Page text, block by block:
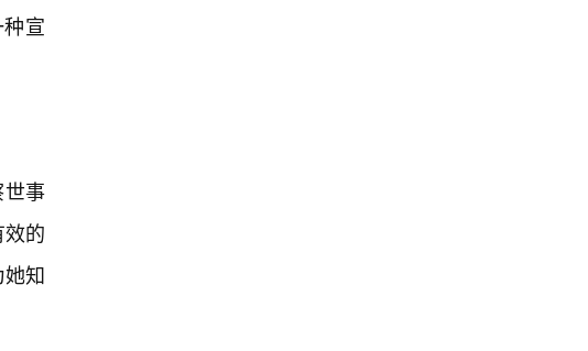
宣
事
的
知